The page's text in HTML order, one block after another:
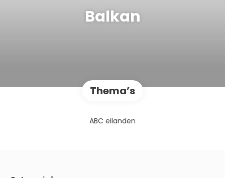
Balkan
Thema’s
ABC eilanden